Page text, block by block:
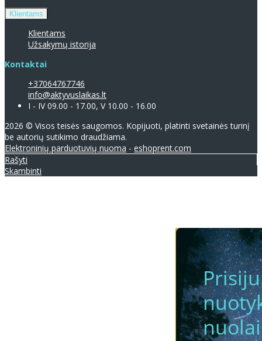
Klientams
Klientams
Užsakymų istorija
Kontaktai
+37064767746
info@aktyvuslaikas.lt
I - IV 09.00 - 17.00, V 10.00 - 16.00
2026 © Visos teisės saugomos. Kopijuoti, platinti svetainės turinį
be autorių sutikimo draudžiama.
Elektroninių parduotuvių nuoma - eshoprent.com
Rašyti
Skambinti